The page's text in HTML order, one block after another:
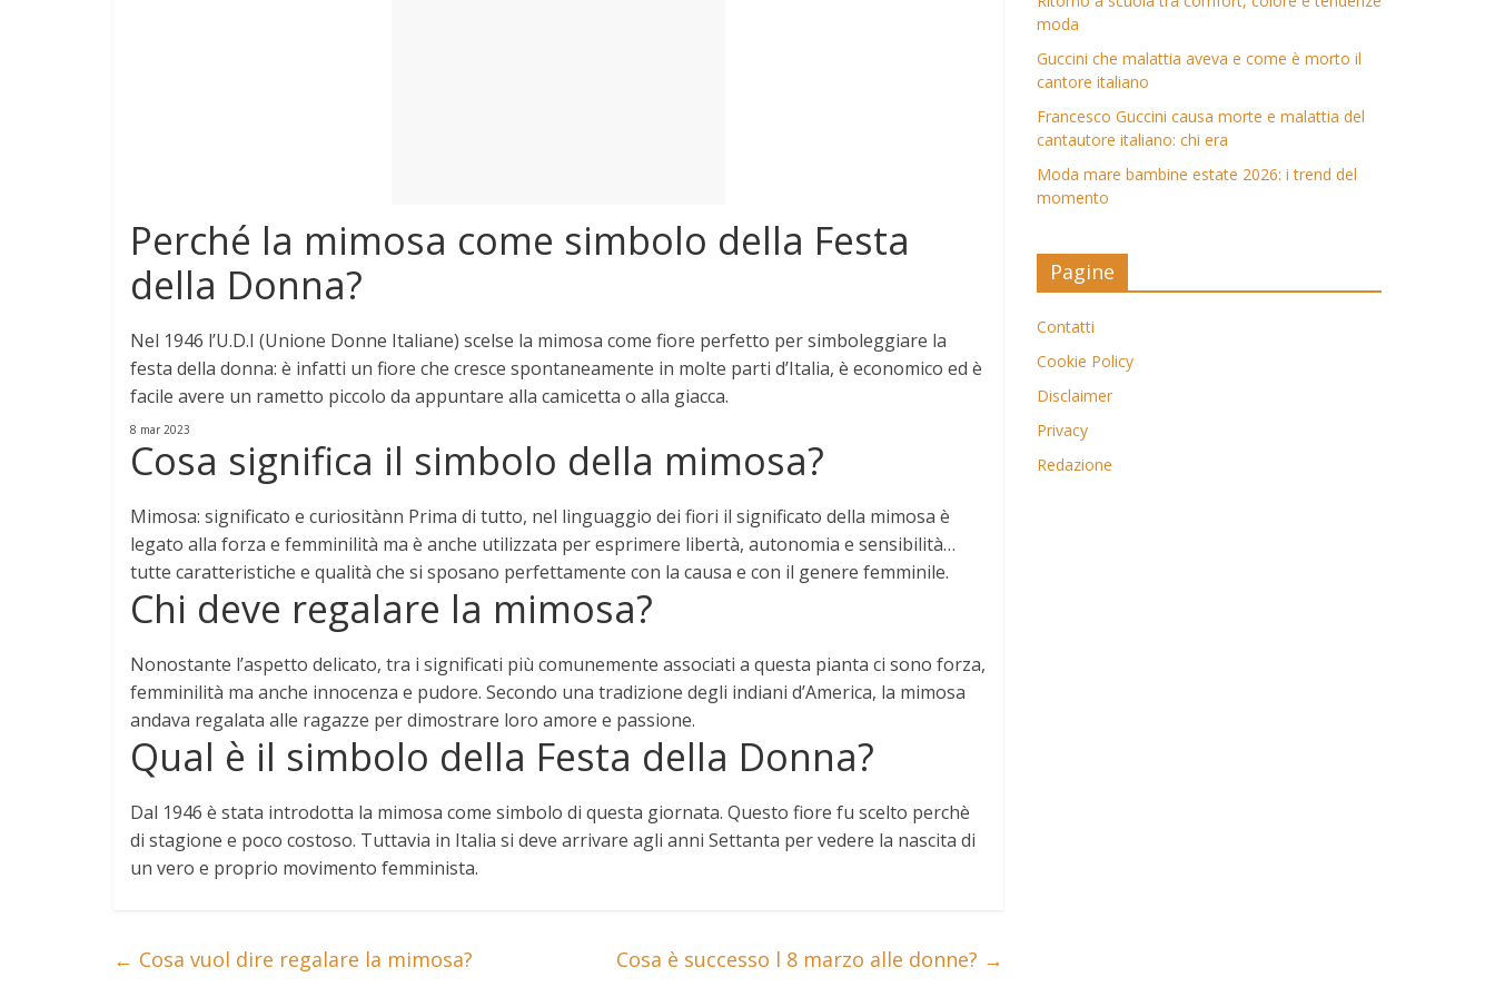
Perché la mimosa come simbolo della Festa
della Donna?
Nel 1946 l’U.D.I (Unione Donne Italiane) scelse la mimosa come fiore perfetto per simboleggiare la
festa della donna: è infatti un fiore che cresce spontaneamente in molte parti d’Italia, è economico ed è
facile avere un rametto piccolo da appuntare alla camicetta o alla giacca.
8 mar 2023
Cosa significa il simbolo della mimosa?
Mimosa: significato e curiositànn Prima di tutto, nel linguaggio dei fiori il significato della mimosa è
legato alla forza e femminilità ma è anche utilizzata per esprimere libertà, autonomia e sensibilità…
tutte caratteristiche e qualità che si sposano perfettamente con la causa e con il genere femminile.
Chi deve regalare la mimosa?
Nonostante l’aspetto delicato, tra i significati più comunemente associati a questa pianta ci sono forza,
femminilità ma anche innocenza e pudore. Secondo una tradizione degli indiani d’America, la mimosa
andava regalata alle ragazze per dimostrare loro amore e passione.
Qual è il simbolo della Festa della Donna?
Dal 1946 è stata introdotta la mimosa come simbolo di questa giornata. Questo fiore fu scelto perchè
di stagione e poco costoso. Tuttavia in Italia si deve arrivare agli anni Settanta per vedere la nascita di
un vero e proprio movimento femminista.
← Cosa vuol dire regalare la mimosa? Cosa è successo l 8 marzo alle donne? →
moda
Guccini che malattia aveva e come è morto il
cantore italiano
Francesco Guccini causa morte e malattia del
cantautore italiano: chi era
Moda mare bambine estate 2026: i trend del
momento
Pagine
Contatti
Cookie Policy
Disclaimer
Privacy
Redazione